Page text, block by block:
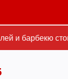
и барбекю